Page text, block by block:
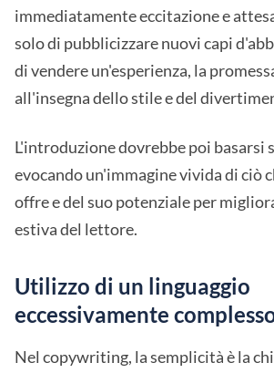
immediatamente eccitazione e
solo di pubblicizzare nuovi capi
di vendere un'esperienza, la
all'insegna dello stile e del
L'introduzione dovrebbe poi basarsi
evocando un'immagine vivida di ciò
offre e del suo potenziale per
estiva del lettore.
Utilizzo di un linguaggio
eccessivamente
Nel copywriting, la semplicità è la